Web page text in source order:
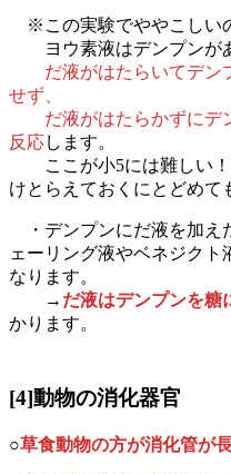
※この実験でややこしい
ヨウ素液はデンプンがあ
だ液がはたらいてデン
せず、
だ液がはたらかずにデ
反応します。
ここが小5には難しい！
けとらえておくにとどめて
・デンプンにだ液を加え
ェーリング液やベネジクト
なります。
→ だ液はデンプンを糖
かります。
[4]動物の消化器官
○草食動物の方が消化管が